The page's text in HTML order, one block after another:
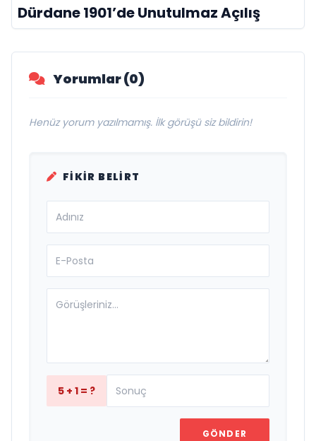
Dürdane 1901’de Unutulmaz Açılış
Yorumlar (0)
Henüz yorum yazılmamış. İlk görüşü siz bildirin!
FIKIR BELIRT
5 + 1 = ?
GÖNDER